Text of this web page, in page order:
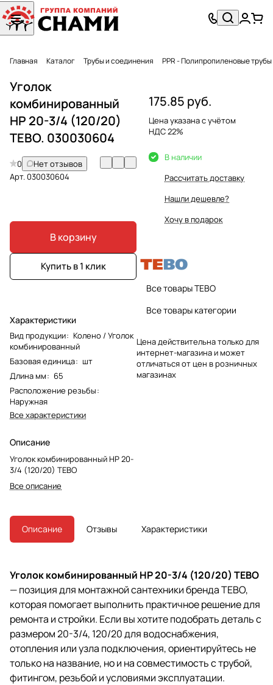
Главная Каталог Трубы и соединения PPR - Полипропиленовые
Уголок
комбинированный
НР 20-3/4 (120/20)
TEBO. 030030604
0
Нет отзывов
Арт.030030604
В корзину
Купить в 1 клик
Характеристики
Вид продукции: Колено / Уголок
комбинированный
Базовая единица: шт
Длина мм: 65
Расположение резьбы:
Наружная
Все характеристики
Описание
Уголок комбинированный НР 20-
3/4 (120/20) TEBO
Все описание
175.85 руб.
Цена указана с учётом
НДС 22%
В наличии
Рассчитать доставку
Нашли дешевле?
Хочу в подарок
Все товары TEBO
Все товары категории
Цена действительна только для
интернет-магазина и может
отличаться от цен в розничных
магазинах
Описание Отзывы Характеристики
Уголок комбинированный НР 20-3/4 (120/20) TEBO
— позиция для монтажной сантехники бренда TEBO,
которая помогает выполнить практичное решение для
ремонта и стройки. Если вы хотите подобрать деталь с
размером 20-3/4, 120/20 для водоснабжения,
отопления или узла подключения, ориентируйтесь не
только на название, но и на совместимость с трубой,
фитингом, резьбой и условиями эксплуатации.